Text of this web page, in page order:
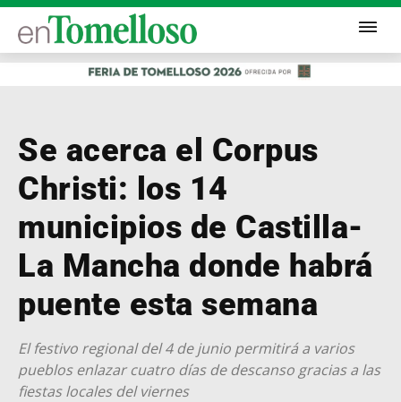
Se acerca el Corpus
Christi: los 14
municipios de Castilla-
La Mancha donde habrá
puente esta semana
El festivo regional del 4 de junio permitirá a varios
pueblos enlazar cuatro días de descanso gracias a las
fiestas locales del viernes